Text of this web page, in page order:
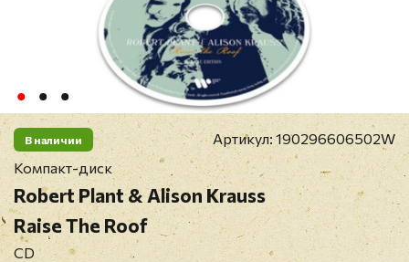
В наличии Артикул: 190296606502W
Компакт-диск
Robert Plant & Alison Krauss
Raise The Roof
CD